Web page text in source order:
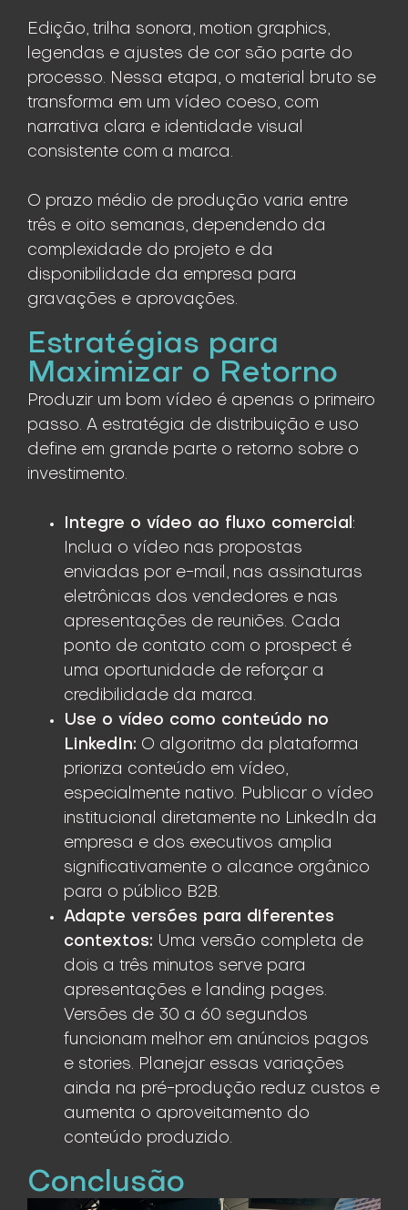
Edição, trilha sonora, motion graphics,
legendas e ajustes de cor são parte do
processo. Nessa etapa, o material bruto se
transforma em um vídeo coeso, com
narrativa clara e identidade visual
consistente com a marca.
O prazo médio de produção varia entre
três e oito semanas, dependendo da
complexidade do projeto e da
disponibilidade da empresa para
gravações e aprovações.
Estratégias para
Maximizar o Retorno
Produzir um bom vídeo é apenas o primeiro
passo. A estratégia de distribuição e uso
define em grande parte o retorno sobre o
investimento.
Integre o vídeo ao fluxo comercial :
Inclua o vídeo nas propostas
enviadas por e-mail, nas assinaturas
eletrônicas dos vendedores e nas
apresentações de reuniões. Cada
ponto de contato com o prospect é
uma oportunidade de reforçar a
credibilidade da marca.
Use o vídeo como conteúdo no
LinkedIn: O algoritmo da plataforma
prioriza conteúdo em vídeo,
especialmente nativo. Publicar o vídeo
institucional diretamente no LinkedIn da
empresa e dos executivos amplia
significativamente o alcance orgânico
para o público B2B.
Adapte versões para diferentes
contextos: Uma versão completa de
dois a três minutos serve para
apresentações e landing pages.
Versões de 30 a 60 segundos
funcionam melhor em anúncios pagos
e stories. Planejar essas variações
ainda na pré-produção reduz custos e
aumenta o aproveitamento do
conteúdo produzido.
Conclusão